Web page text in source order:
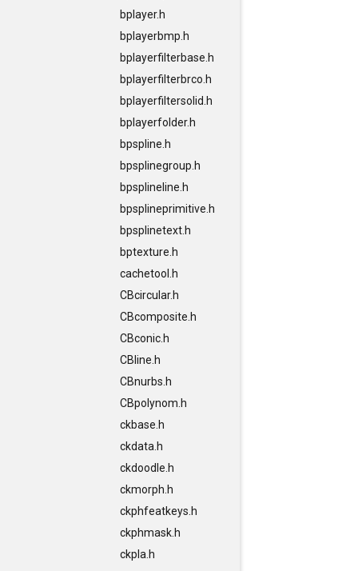
bplayer.h
bplayerbmp.h
bplayerfilterbase.h
bplayerfilterbrco.h
bplayerfiltersolid.h
bplayerfolder.h
bpspline.h
bpsplinegroup.h
bpsplineline.h
bpsplineprimitive.h
bpsplinetext.h
bptexture.h
cachetool.h
CBcircular.h
CBcomposite.h
CBconic.h
CBline.h
CBnurbs.h
CBpolynom.h
ckbase.h
ckdata.h
ckdoodle.h
ckmorph.h
ckphfeatkeys.h
ckphmask.h
ckpla.h